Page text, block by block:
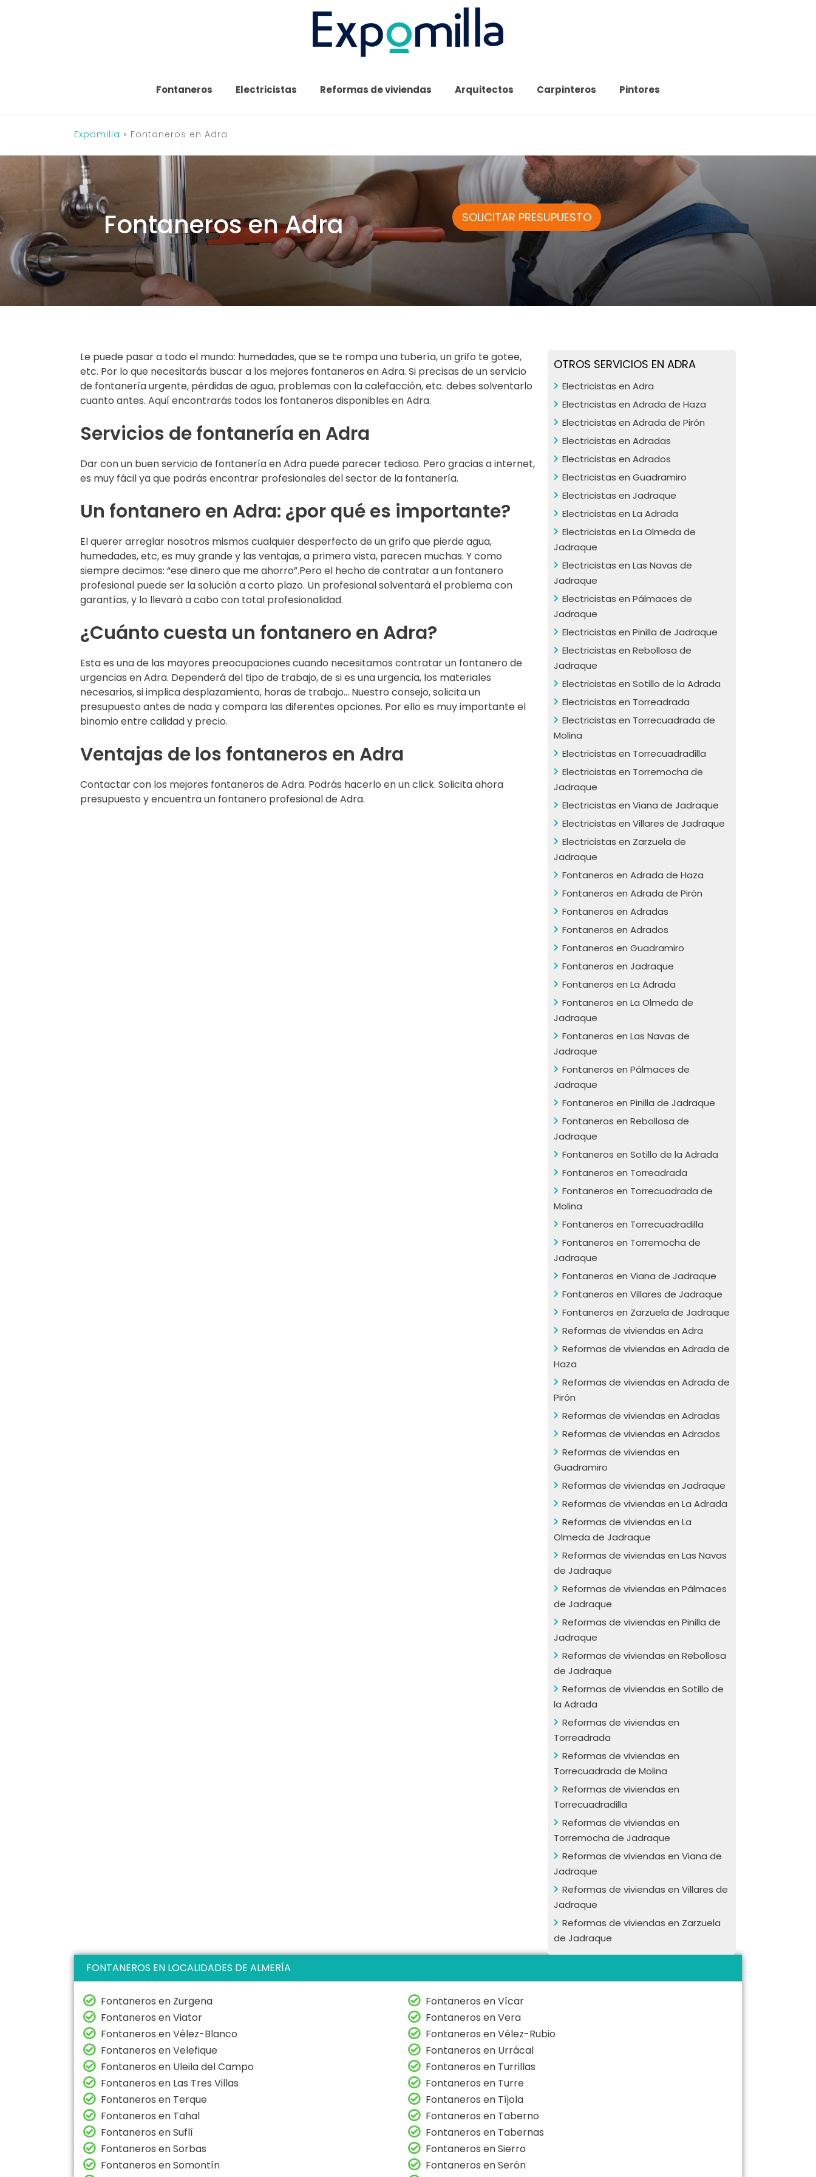
Fontaneros Electricistas Reformas de viviendas Arquitectos Carpinteros Pintores
Expomilla » Fontaneros en Adra
Fontaneros en Adra SOLICITAR PRESUPUESTO
Le puede pasar a todo el mundo: humedades, que se te rompa una tubería, un grifo te gotee,
etc. Por lo que necesitarás buscar a los mejores fontaneros en Adra. Si precisas de un servicio
de fontanería urgente, pérdidas de agua, problemas con la calefacción, etc. debes solventarlo
cuanto antes. Aquí encontrarás todos los fontaneros disponibles en Adra.
Servicios de fontanería en Adra
Dar con un buen servicio de fontanería en Adra puede parecer tedioso. Pero gracias a internet,
es muy fácil ya que podrás encontrar profesionales del sector de la fontanería.
Un fontanero en Adra: ¿por qué es importante?
El querer arreglar nosotros mismos cualquier desperfecto de un grifo que pierde agua,
humedades, etc, es muy grande y las ventajas, a primera vista, parecen muchas. Y como
siempre decimos: “ese dinero que me ahorro”.Pero el hecho de contratar a un fontanero
profesional puede ser la solución a corto plazo. Un profesional solventará el problema con
garantías, y lo llevará a cabo con total profesionalidad.
¿Cuánto cuesta un fontanero en Adra?
Esta es una de las mayores preocupaciones cuando necesitamos contratar un fontanero de
urgencias en Adra. Dependerá del tipo de trabajo, de si es una urgencia, los materiales
necesarios, si implica desplazamiento, horas de trabajo… Nuestro consejo, solicita un
presupuesto antes de nada y compara las diferentes opciones. Por ello es muy importante el
binomio entre calidad y precio.
Ventajas de los fontaneros en Adra
Contactar con los mejores fontaneros de Adra. Podrás hacerlo en un click. Solicita ahora
presupuesto y encuentra un fontanero profesional de Adra.
OTROS SERVICIOS EN ADRA
Electricistas en Adra
Electricistas en Adrada de Haza
Electricistas en Adrada de Pirón
Electricistas en Adradas
Electricistas en Adrados
Electricistas en Guadramiro
Electricistas en Jadraque
Electricistas en La Adrada
Electricistas en La Olmeda de
Jadraque
Electricistas en Las Navas de
Jadraque
Electricistas en Pálmaces de
Jadraque
Electricistas en Pinilla de Jadraque
Electricistas en Rebollosa de
Jadraque
Electricistas en Sotillo de la Adrada
Electricistas en Torreadrada
Electricistas en Torrecuadrada de
Molina
Electricistas en Torrecuadradilla
Electricistas en Torremocha de
Jadraque
Electricistas en Viana de Jadraque
Electricistas en Villares de Jadraque
Electricistas en Zarzuela de
Jadraque
Fontaneros en Adrada de Haza
Fontaneros en Adrada de Pirón
Fontaneros en Adradas
Fontaneros en Adrados
Fontaneros en Guadramiro
Fontaneros en Jadraque
Fontaneros en La Adrada
Fontaneros en La Olmeda de
Jadraque
Fontaneros en Las Navas de
Jadraque
Fontaneros en Pálmaces de
Jadraque
Fontaneros en Pinilla de Jadraque
Fontaneros en Rebollosa de
Jadraque
Fontaneros en Sotillo de la Adrada
Fontaneros en Torreadrada
Fontaneros en Torrecuadrada de
Molina
Fontaneros en Torrecuadradilla
Fontaneros en Torremocha de
Jadraque
Fontaneros en Viana de Jadraque
Fontaneros en Villares de Jadraque
Fontaneros en Zarzuela de Jadraque
Reformas de viviendas en Adra
Reformas de viviendas en Adrada de
Haza
Reformas de viviendas en Adrada de
Pirón
Reformas de viviendas en Adradas
Reformas de viviendas en Adrados
Reformas de viviendas en
Guadramiro
Reformas de viviendas en Jadraque
Reformas de viviendas en La Adrada
Reformas de viviendas en La
Olmeda de Jadraque
Reformas de viviendas en Las Navas
de Jadraque
Reformas de viviendas en Pálmaces
de Jadraque
Reformas de viviendas en Pinilla de
Jadraque
Reformas de viviendas en Rebollosa
de Jadraque
Reformas de viviendas en Sotillo de
la Adrada
Reformas de viviendas en
Torreadrada
Reformas de viviendas en
Torrecuadrada de Molina
Reformas de viviendas en
Torrecuadradilla
Reformas de viviendas en
Torremocha de Jadraque
Reformas de viviendas en Viana de
Jadraque
Reformas de viviendas en Villares de
Jadraque
Reformas de viviendas en Zarzuela
de Jadraque
FONTANEROS EN LOCALIDADES DE ALMERÍA
Fontaneros en Zurgena
Fontaneros en Vícar
Fontaneros en Viator
Fontaneros en Vera
Fontaneros en Vélez-Blanco
Fontaneros en Vélez-Rubio
Fontaneros en Velefique
Fontaneros en Urrácal
Fontaneros en Uleila del Campo
Fontaneros en Turrillas
Fontaneros en Las Tres Villas
Fontaneros en Turre
Fontaneros en Terque
Fontaneros en Tíjola
Fontaneros en Tahal
Fontaneros en Taberno
Fontaneros en Suflí
Fontaneros en Tabernas
Fontaneros en Sorbas
Fontaneros en Sierro
Fontaneros en Somontín
Fontaneros en Serón